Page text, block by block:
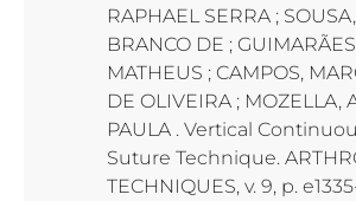
RAPHAEL SERRA ;
BRANCO DE ;
MATHEUS ; CAMPOS,
DE OLIVEIRA ; MOZELLA,
PAULA . Vertical
Suture Technique.
TECHNIQUES, v. 9, p.